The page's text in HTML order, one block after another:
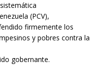
(PCV),
firmemente los
y pobres contra la
gobernante.